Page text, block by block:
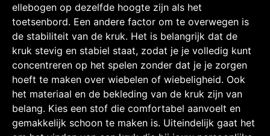
ellebogen op dezelfde hoogte zijn als het
toetsenbord. Een andere factor om te overwegen is
de stabiliteit van de kruk. Het is belangrijk dat de
kruk stevig en stabiel staat, zodat je je volledig kunt
concentreren op het spelen zonder dat je je zorgen
hoeft te maken over wiebelen of wiebeligheid. Ook
het materiaal en de bekleding van de kruk zijn van
belang. Kies een stof die comfortabel aanvoelt en
gemakkelijk schoon te maken is. Uiteindelijk gaat het